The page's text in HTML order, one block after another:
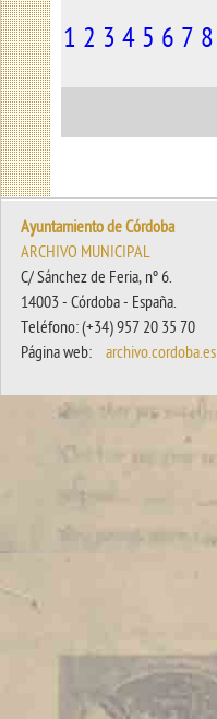
1 2 3 4 5 6 7 8
Ayuntamiento de Córdoba
ARCHIVO MUNICIPAL
C/ Sánchez de Feria, nº 6.
14003 - Córdoba - España.
Teléfono: (+34) 957 20 35 70
Página web:
archivo.cordoba.es